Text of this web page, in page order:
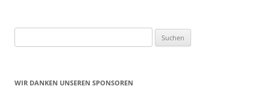
nach:
WIR DANKEN UNSEREN SPONSOREN